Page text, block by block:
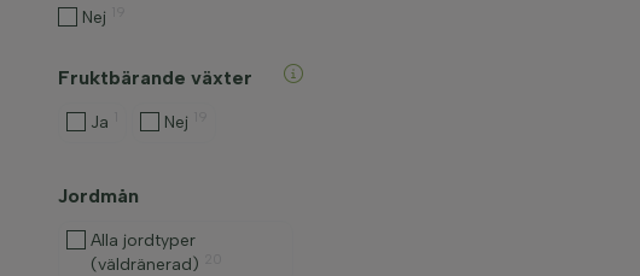
Nej
Fruktbärande växter
Ja Nej
Jordmån
Alla jordtyper
(väldränerad)